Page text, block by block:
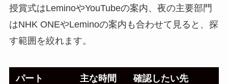
授賞式はLeminoやYouTubeの案内、夜の主要部門
はNHK ONEやLeminoの案内も合わせて見ると、探
す範囲を絞れます。
パート 主な時間 確認したい先